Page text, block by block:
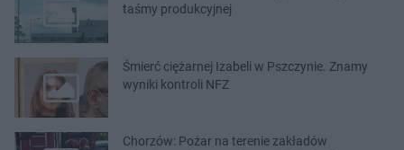
taśmy produkcyjnej
Śmierć ciężarnej Izabeli w Pszczynie. Znamy
wyniki kontroli NFZ
Chorzów: Pożar na terenie zakładów